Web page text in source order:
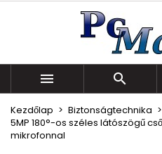
 
Kezdőlap Biztonságtechnika
5MP 180°-os széles látószögű
mikrofonnal
Kívánságlistáim
add_circle_outline Új lista létrehozása
Kívánságlista
Kívánságlista neve
Bejelentkezés
Be kell jelentkezned a
történő mentéséhez.